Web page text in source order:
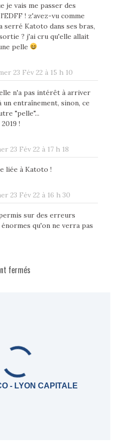
je vais me passer des
! z'avez-vu comme
serré Katoto dans ses bras,
? j'ai cru qu'elle allait
pelle
23 Fév 22 à 15 h 10
n'a pas intérêt à arriver
un entraînement, sinon, ce
"pelle"...
!
23 Fév 22 à 17 h 18
liée à Katoto !
23 Fév 22 à 16 h 30
sur des erreurs
qu'on ne verra pas
fermés
- LYON CAPITALE